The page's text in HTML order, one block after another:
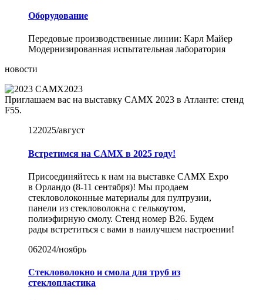
Оборудование
Передовые производственные линии: Карл Майер
Модернизированная испытательная лаборатория
новости
CAMX2023
Приглашаем вас на выставку CAMX 2023 в Атланте: стенд
F55.
122025/август
Встретимся на CAMX в 2025 году!
Присоединяйтесь к нам на выставке CAMX Expo
в Орландо (8-11 сентября)! Мы продаем
стекловолоконные материалы для пултрузии,
панели из стекловолокна с гелькоутом,
полиэфирную смолу. Стенд номер B26. Будем
рады встретиться с вами в наилучшем настроении!
062024/ноябрь
Стекловолокно и смола для труб из
стеклопластика